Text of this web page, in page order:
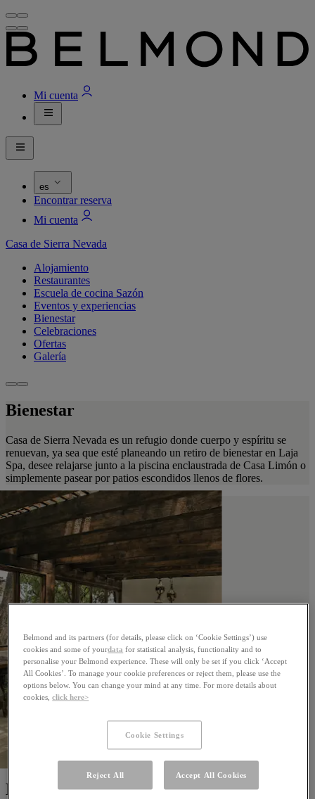
Mi cuenta
es
Encontrar reserva
Mi cuenta
Casa de Sierra Nevada
Alojamiento
Restaurantes
Escuela de cocina Sazón
Eventos y experiencias
Bienestar
Celebraciones
Ofertas
Galería
Bienestar
Casa de Sierra Nevada es un refugio donde cuerpo y espíritu se
renuevan, ya sea que esté planeando un retiro de bienestar en Laja
Spa, desee relajarse junto a la piscina enclaustrada de Casa Limón o
simplemente pasear por patios escondidos llenos de flores.
Laja Spa
Belmond and its partners (for details, please click on ‘Cookie Settings’) use
cookies and some of yourdata for statistical analysis, functionality and to
personalise your Belmond experience. These will only be set if you click ‘Accept
All Cookies’. To manage your cookie preferences or reject them, please use the
options below. You can change your mind at any time. For more details about
cookies,click here>
Cookie Settings
Reject All Accept All Cookies